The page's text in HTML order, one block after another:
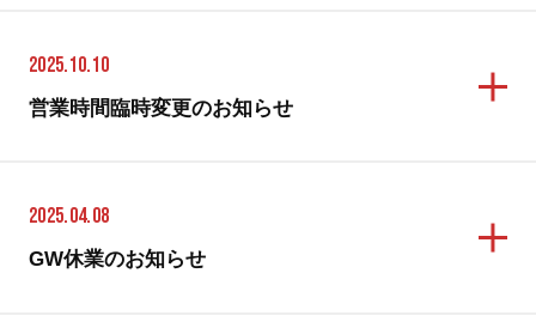
2025.10.10
営業時間臨時変更のお知らせ
2025.04.08
GW休業のお知らせ